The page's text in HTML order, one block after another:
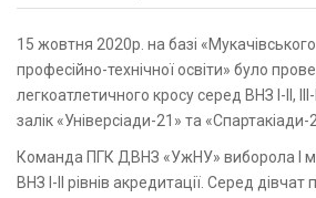
15 жовтня 2020р. на базі «Мукачівського центру
професійно-технічної освіти» було
легкоатлетичного кросу серед ВНЗ І-ІІ,
залік «Універсіади-21» та «Спартакіади-
Команда ПГК ДВНЗ «УжНУ» виборола І
ВНЗ І-ІІ рівнів акредитації. Серед